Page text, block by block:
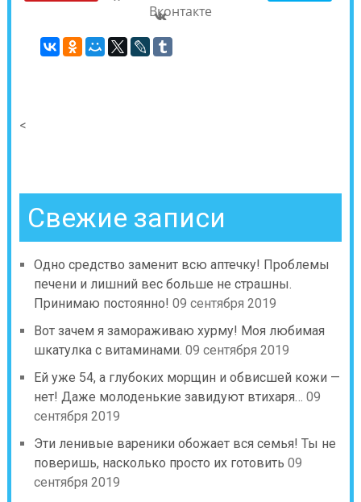
Вконтакте
<
Свежие записи
Одно средство заменит всю аптечку! Проблемы
печени и лишний вес больше не страшны.
Принимаю постоянно! 09 сентября 2019
Вот зачем я замораживаю хурму! Моя любимая
шкатулка с витаминами. 09 сентября 2019
Ей уже 54, а глубоких морщин и обвисшей кожи —
нет! Даже молоденькие завидуют втихаря… 09
сентября 2019
Эти ленивые вареники обожает вся семья! Ты не
поверишь, насколько просто их готовить 09
сентября 2019